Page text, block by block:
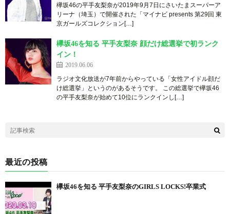
欅坂46の平手友梨奈が2019年9月7日にさいたまスーパーア
リーナ（埼玉）で開催された「マイナビ presents 第29回 東
京ガールズコレクション[…]
欅坂46を知る 平手友梨奈 顔だけ総選挙で初ランク
イン！
2019.06.06
ラジオ文化放送が7年前からやっている「女性アイドル顔だ
け総選挙」というのがあるそうです。 この総選挙で欅坂46
の平手友梨奈が始めて10位にランクインし[…]
最近の投稿
欅坂46を知る 平手友梨奈のGIRLS LOCKS!卒業式